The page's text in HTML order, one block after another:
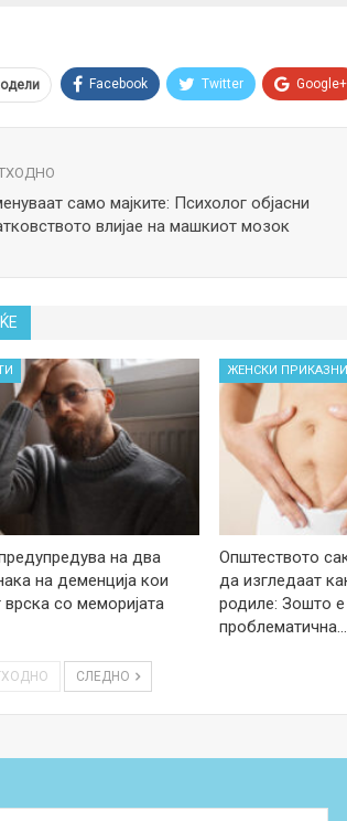
Facebook Twitter Google+
само мајките: Психолог објасни
влијае на машкиот мозок
на два
на деменција кои
врска со меморијата
ЖЕНСКИ ПРИКАЗНИ
Општеството
да изгледаат
родиле: Зошто е
проблематична…
СЛЕДНО